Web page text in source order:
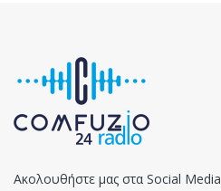
Ακολουθήστε μας στα Social Media